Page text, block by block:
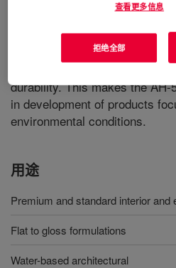
alkalinity and efflorescence
white spots), avoiding the
migration of salts on the
durability. This makes the AH-
in development of products
environmental conditions.
用途
Premium and standard interior
Flat to gloss formulations
Water-based architectural
查看更多信息
拒绝全部